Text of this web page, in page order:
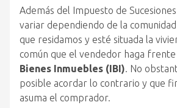
Además del Impuesto de
variar dependiendo de la
que residamos y esté situada la
común que el vendedor haga frente
Bienes Inmuebles (IBI). No
posible acordar lo contrario y que
asuma el comprador.